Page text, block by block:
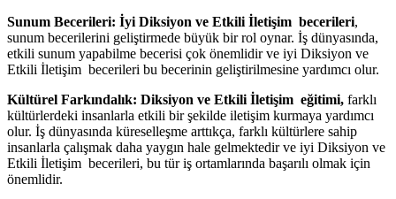
Sunum Becerileri: İyi Diksiyon ve Etkili İletişim becerileri,
sunum becerilerini geliştirmede büyük bir rol oynar. İş dünyasında,
etkili sunum yapabilme becerisi çok önemlidir ve iyi Diksiyon ve
Etkili İletişim becerileri bu becerinin geliştirilmesine yardımcı olur.
Kültürel Farkındalık: Diksiyon ve Etkili İletişim eğitimi, farklı
kültürlerdeki insanlarla etkili bir şekilde iletişim kurmaya yardımcı
olur. İş dünyasında küreselleşme arttıkça, farklı kültürlere sahip
insanlarla çalışmak daha yaygın hale gelmektedir ve iyi Diksiyon ve
Etkili İletişim becerileri, bu tür iş ortamlarında başarılı olmak için
önemlidir.